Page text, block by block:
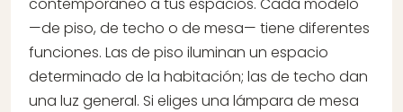
—de piso, de techo o de mesa— tiene diferentes
funciones. Las de piso iluminan un espacio
determinado de la habitación; las de techo dan
una luz general. Si eliges una lámpara de mesa